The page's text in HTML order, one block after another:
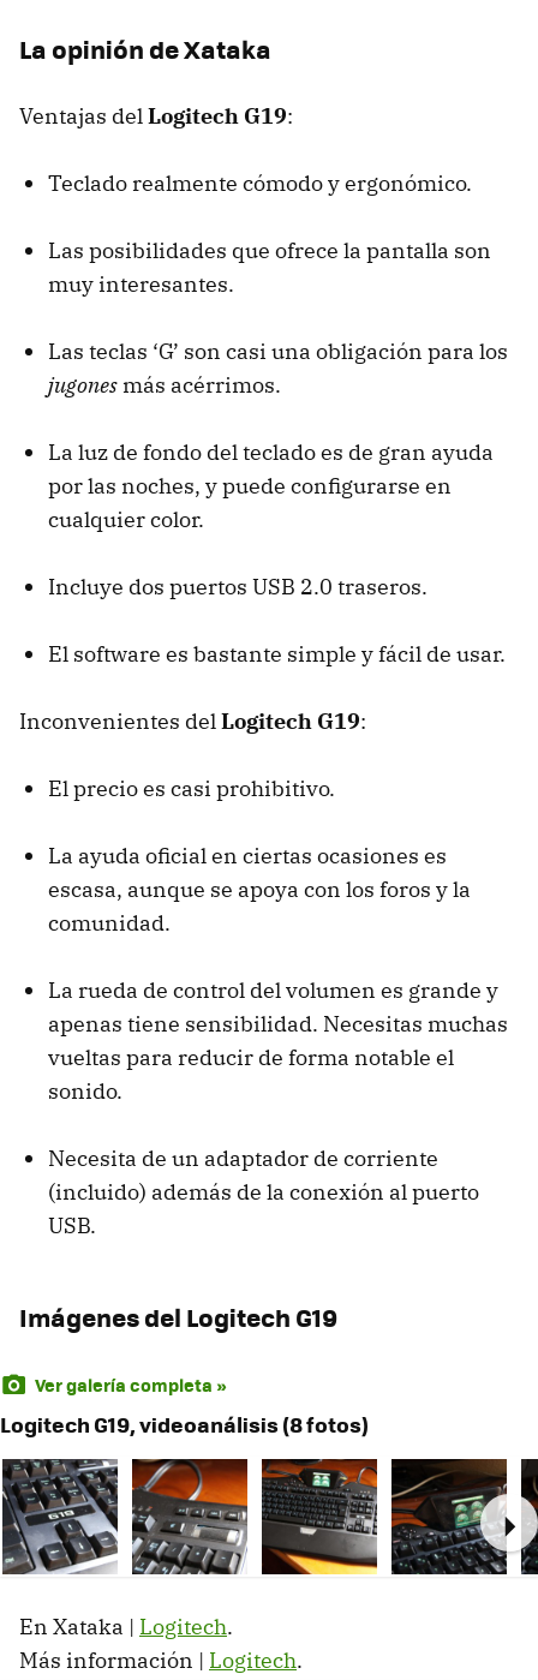
La opinión de Xataka
Ventajas delLogitech G19:
Teclado realmente cómodo y ergonómico.
Las posibilidades que ofrece la pantalla son
muy interesantes.
Las teclas ‘G’ son casi una obligación para los
jugones más acérrimos.
La luz de fondo del teclado es de gran ayuda
por las noches, y puede configurarse en
cualquier color.
Incluye dos puertos USB 2.0 traseros.
El software es bastante simple y fácil de usar.
Inconvenientes delLogitech G19:
El precio es casi prohibitivo.
La ayuda oficial en ciertas ocasiones es
escasa, aunque se apoya con los foros y la
comunidad.
La rueda de control del volumen es grande y
apenas tiene sensibilidad. Necesitas muchas
vueltas para reducir de forma notable el
sonido.
Necesita de un adaptador de corriente
(incluido) además de la conexión al puerto
USB.
Imágenes del Logitech G19
Ver galería completa »
Logitech G19, videoanálisis (8 fotos)
En Xataka | Logitech.
Más información | Logitech.